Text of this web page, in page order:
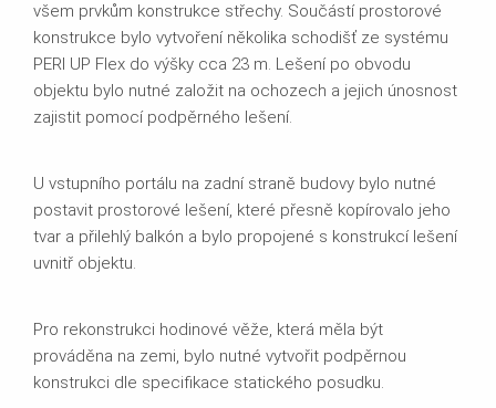
všem prvkům konstrukce střechy. Součástí prostorové
konstrukce bylo vytvoření několika schodišť ze systému
PERI UP Flex do výšky cca 23 m. Lešení po obvodu
objektu bylo nutné založit na ochozech a jejich únosnost
zajistit pomocí podpěrného lešení.
U vstupního portálu na zadní straně budovy bylo nutné
postavit prostorové lešení, které přesně kopírovalo jeho
tvar a přilehlý balkón a bylo propojené s konstrukcí lešení
uvnitř objektu.
Pro rekonstrukci hodinové věže, která měla být
prováděna na zemi, bylo nutné vytvořit podpěrnou
konstrukci dle specifikace statického posudku.